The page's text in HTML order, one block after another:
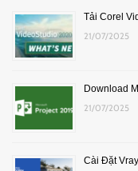
Tải Corel
21/07/2025
Download
21/07/2025
Cài Đặt